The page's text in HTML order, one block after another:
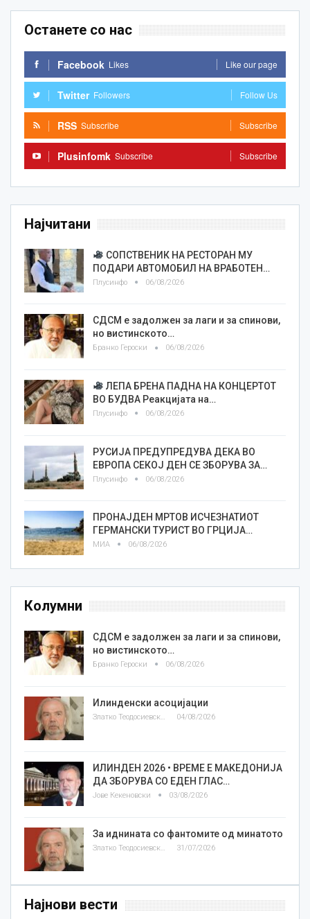
Останете со нас
Facebook Likes Like our page
Twitter Followers Follow Us
RSS Subscribe Subscribe
Plusinfomk Subscribe Subscribe
Најчитани
СОПСТВЕНИК НА РЕСТОРАН МУ
ПОДАРИ АВТОМОБИЛ НА ВРАБОТЕН…
Плусинфо 06/08/2026
СДСМ е задолжен за лаги и за спинови,
но вистинското…
Бранко Героски 06/08/2026
ЛЕПА БРЕНА ПАДНА НА КОНЦЕРТОТ
ВО БУДВА Реакцијата на…
Плусинфо 06/08/2026
РУСИЈА ПРЕДУПРЕДУВА ДЕКА ВО
ЕВРОПА СЕКОЈ ДЕН СЕ ЗБОРУВА ЗА…
Плусинфо 06/08/2026
ПРОНАЈДЕН МРТОВ ИСЧЕЗНАТИОТ
ГЕРМАНСКИ ТУРИСТ ВО ГРЦИЈА…
МИА 06/08/2026
Колумни
СДСМ е задолжен за лаги и за спинови,
но вистинското…
Бранко Героски 06/08/2026
Илинденски асоцијации
04/08/2026
ИЛИНДЕН 2026 • ВРЕМЕ Е МАКЕДОНИЈА
ДА ЗБОРУВА СО ЕДЕН ГЛАС…
Јове Кекеновски 03/08/2026
За иднината со фантомите од минатото
Златко Теодосиевски 31/07/2026
Најнови вести